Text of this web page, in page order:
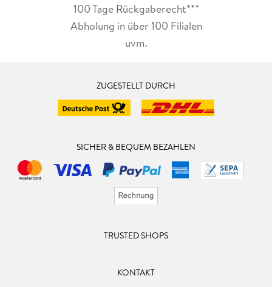
100 Tage Rückgaberecht***
Abholung in über 100 Filialen
uvm.
ZUGESTELLT DURCH
SICHER & BEQUEM BEZAHLEN
TRUSTED SHOPS
KONTAKT